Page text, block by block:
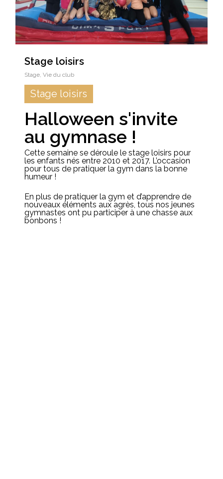
Stage loisirs
Stage Vie du club
Stage loisirs
Halloween s'invite
au gymnase !
Cette semaine se déroule le stage loisirs pour
les enfants nés entre 2010 et 2017. L’occasion
pour tous de pratiquer la gym dans la bonne
humeur !
En plus de pratiquer la gym et d’apprendre de
nouveaux éléments aux agrès, tous nos jeunes
gymnastes ont pu participer à une chasse aux
bonbons !